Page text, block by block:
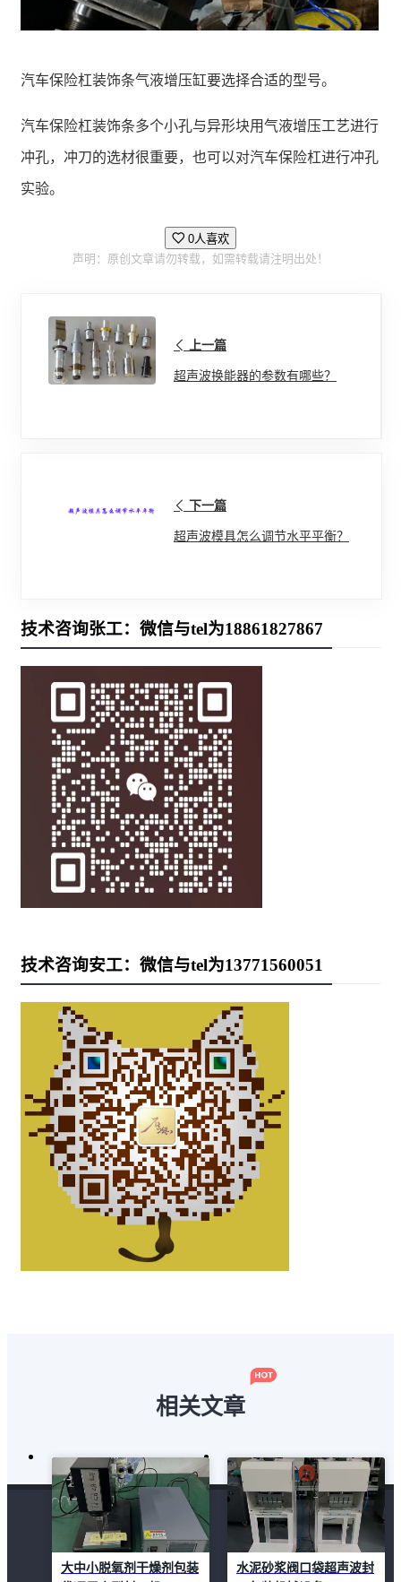
汽车保险杠装饰条气液增压缸要选择合适的型号。
汽车保险杠装饰条多个小孔与异形块用气液增压工艺进行
冲孔，冲刀的选材很重要，也可以对汽车保险杠进行冲孔
实验。
0人喜欢
声明：原创文章请勿转载，如需转载请注明出处！
上一篇
超声波换能器的参数有哪些？
下一篇
超声波模具怎么调节水平平衡？
技术咨询张工：微信与tel为18861827867
技术咨询安工：微信与tel为13771560051
相关文章
大中小脱氧剂干燥剂包装
水泥砂浆阀口袋超声波封